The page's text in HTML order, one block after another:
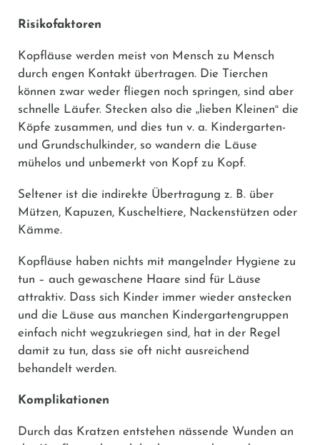
Risikofaktoren
Kopfläuse werden meist von Mensch zu Mensch
durch engen Kontakt übertragen. Die Tierchen
können zwar weder fliegen noch springen, sind aber
schnelle Läufer. Stecken also die „ lieben Kleinen“ die
Köpfe zusammen, und dies tun v. a. Kindergarten-
und Grundschulkinder, so wandern die Läuse
mühelos und unbemerkt von Kopf zu Kopf.
Seltener ist die indirekte Übertragung z. B. über
Mützen, Kapuzen, Kuscheltiere, Nackenstützen oder
Kämme.
Kopfläuse haben nichts mit mangelnder Hygiene zu
tun – auch gewaschene Haare sind für Läuse
attraktiv. Dass sich Kinder immer wieder anstecken
und die Läuse aus manchen Kindergartengruppen
einfach nicht wegzukriegen sind, hat in der Regel
damit zu tun, dass sie oft nicht ausreichend
behandelt werden.
Komplikationen
Durch das Kratzen entstehen nässende Wunden an